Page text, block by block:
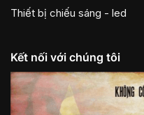
Thiết bị chiếu sáng - led
Kết nối với chúng tôi